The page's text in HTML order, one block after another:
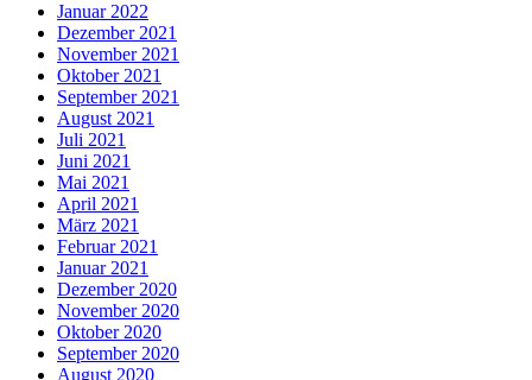
Januar 2022
Dezember 2021
November 2021
Oktober 2021
September 2021
August 2021
Juli 2021
Juni 2021
Mai 2021
April 2021
März 2021
Februar 2021
Januar 2021
Dezember 2020
November 2020
Oktober 2020
September 2020
August 2020